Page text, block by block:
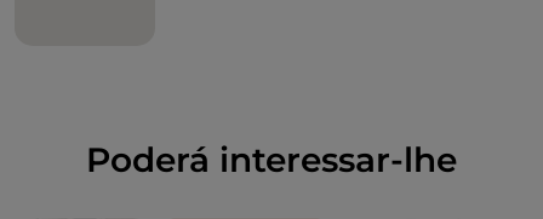
Poderá interessar-lhe